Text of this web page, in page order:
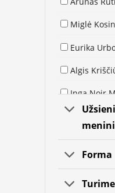
Miglė
Eurika
Algis
Inga Noir
Kristina
Jolita
Sigitas
Forma